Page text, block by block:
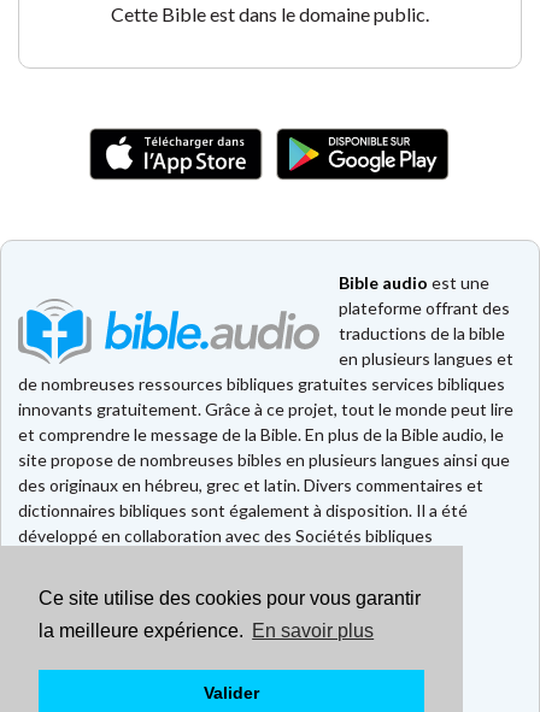
Ce site utilise des cookies pour vous garantir
la meilleure expérience. En savoir plus
Valider
Cette Bible est dans le domaine public.
Bible audio est une
plateforme offrant des
traductions de la bible
en plusieurs langues et
de nombreuses ressources bibliques gratuites services bibliques
innovants gratuitement. Grâce à ce projet, tout le monde peut lire
et comprendre le message de la Bible. En plus de la Bible audio, le
site propose de nombreuses bibles en plusieurs langues ainsi que
des originaux en hébreu, grec et latin. Divers commentaires et
dictionnaires bibliques sont également à disposition. Il a été
développé en collaboration avec des Sociétés bibliques
Faire un don
Contact